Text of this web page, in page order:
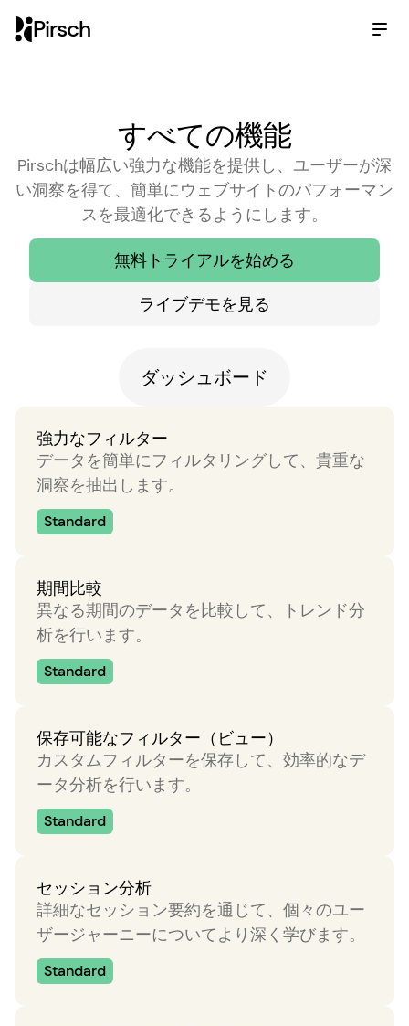
Pirsch
すべての機能
Pirschは幅広い強力な機能を提供し、ユーザーが深
い洞察を得て、簡単にウェブサイトのパフォーマン
スを最適化できるようにします。
無料トライアルを始める
ライブデモを見る
ダッシュボード
強力なフィルター
データを簡単にフィルタリングして、貴重な
洞察を抽出します。
Standard
期間比較
異なる期間のデータを比較して、トレンド分
析を行います。
Standard
保存可能なフィルター（ビュー）
カスタムフィルターを保存して、効率的なデ
ータ分析を行います。
Standard
セッション分析
詳細なセッション要約を通じて、個々のユー
ザージャーニーについてより深く学びます。
Standard